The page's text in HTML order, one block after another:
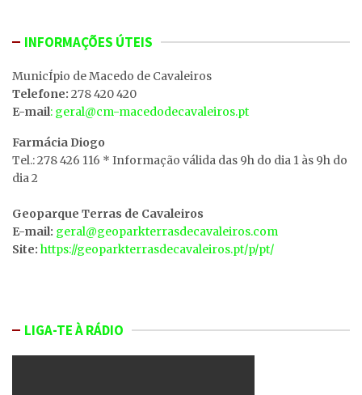
INFORMAÇÕES ÚTEIS
MunicÍpio de Macedo de Cavaleiros
Telefone: 278 420 420
E-mail: geral@cm-macedodecavaleiros.pt
Farmácia Diogo
Tel.: 278 426 116 * Informação válida das 9h do dia 1 às 9h do
dia 2
Geoparque Terras de Cavaleiros
E-mail: geral@geoparkterrasdecavaleiros.com
Site: https://geoparkterrasdecavaleiros.pt/p/pt/
LIGA-TE À RÁDIO